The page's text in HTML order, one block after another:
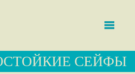
СЕЙФЫ